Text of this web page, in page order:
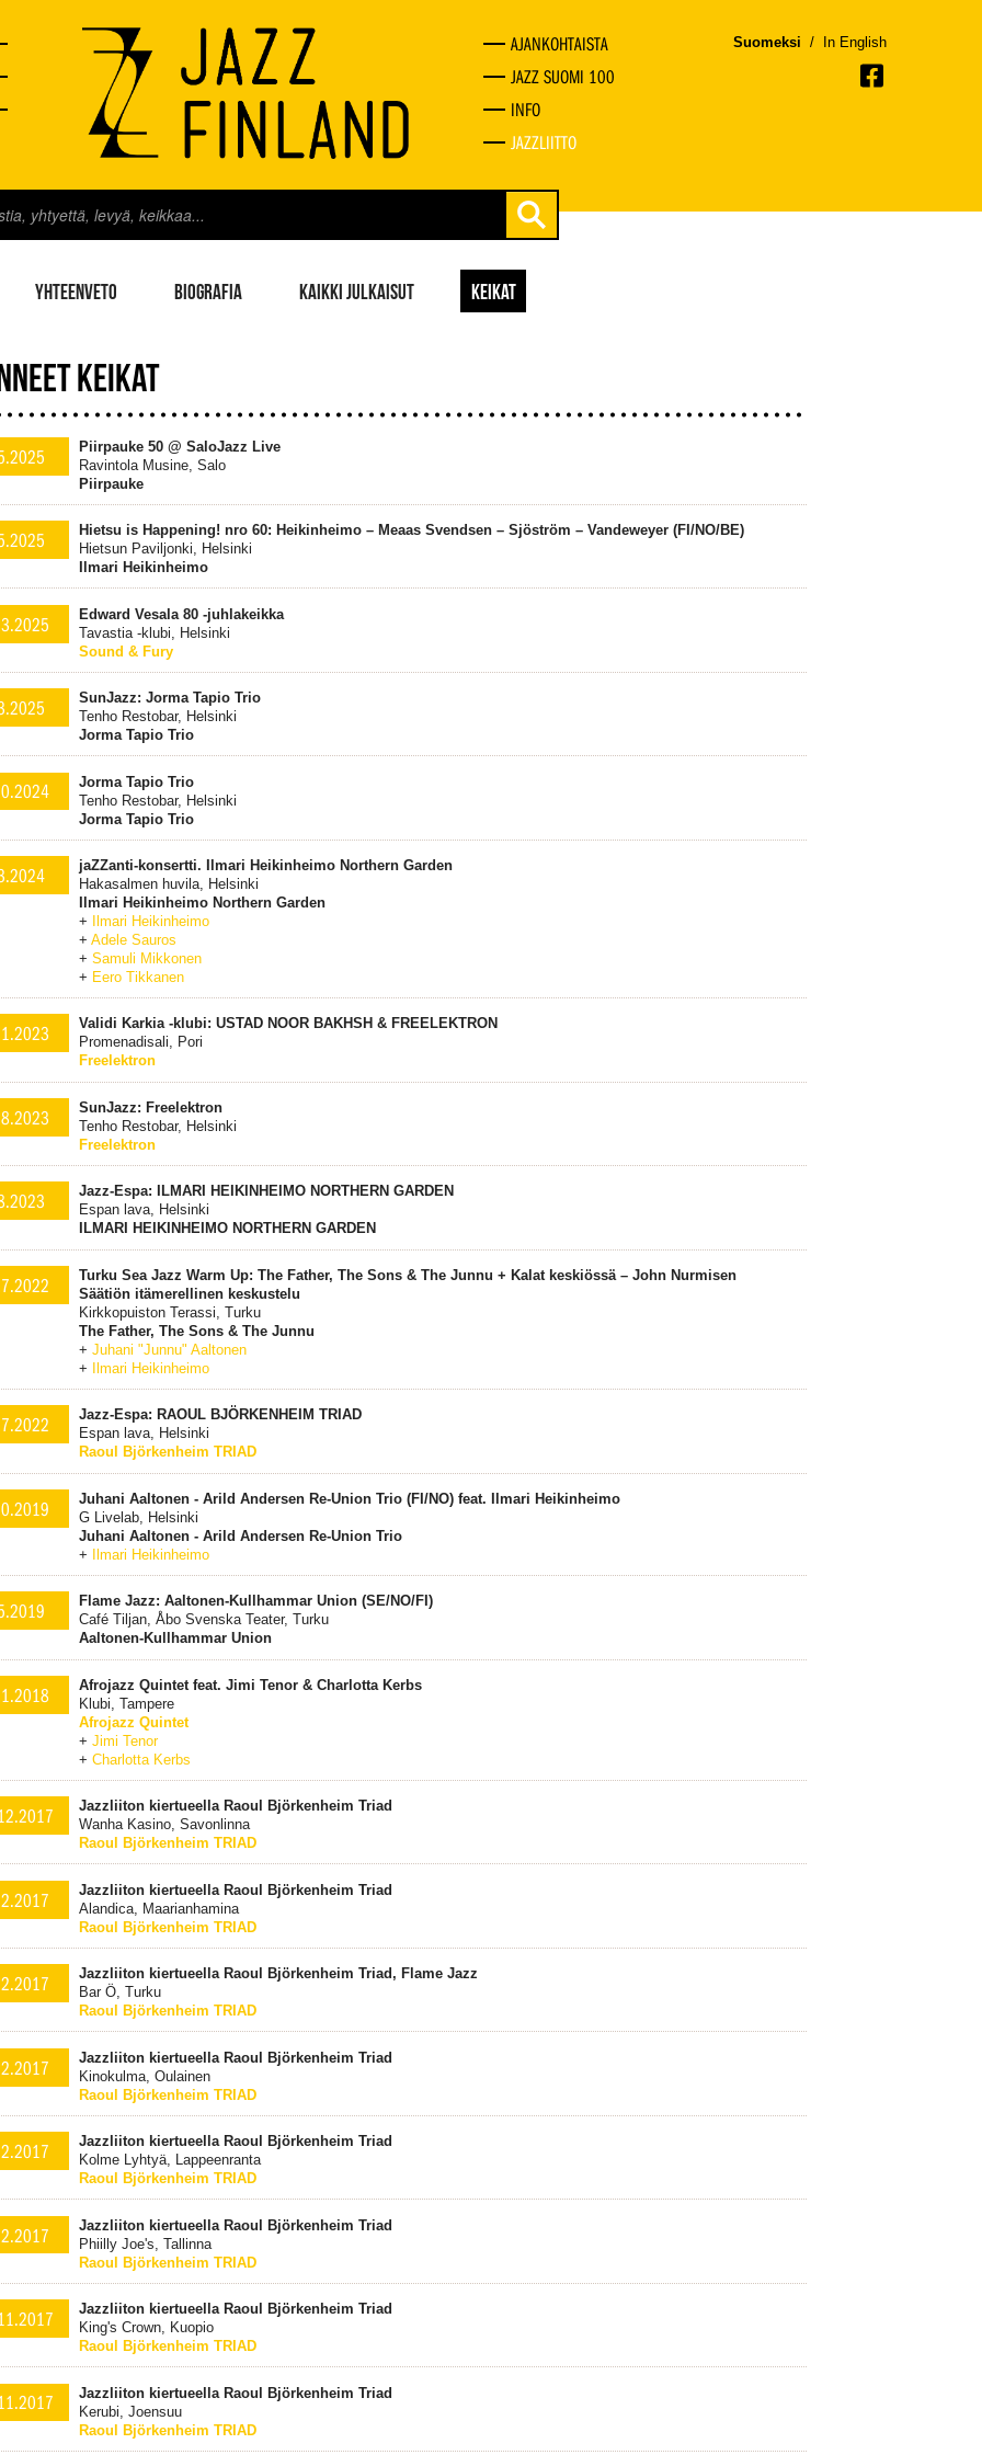
AJANKOHTAISTA
JAZZ SUOMI 100
INFO
JAZZLIITTO
Suomeksi / In English
YHTEENVETO BIOGRAFIA KAIKKI JULKAISUT KEIKAT
KEIKAT
Piirpauke 50 @ SaloJazz Live
Ravintola Musine, Salo
Piirpauke
Hietsu is Happening! nro 60: Heikinheimo – Meaas Svendsen – Sjöström – Vandeweyer (FI/NO/BE)
Hietsun Paviljonki, Helsinki
Ilmari Heikinheimo
Edward Vesala 80 -juhlakeikka
Tavastia -klubi, Helsinki
Sound & Fury
SunJazz: Jorma Tapio Trio
Tenho Restobar, Helsinki
Jorma Tapio Trio
Jorma Tapio Trio
Tenho Restobar, Helsinki
Jorma Tapio Trio
jaZZanti-konsertti. Ilmari Heikinheimo Northern Garden
Hakasalmen huvila, Helsinki
Ilmari Heikinheimo Northern Garden
+
Ilmari Heikinheimo
+ Adele Sauros
+ Samuli Mikkonen
+ Eero Tikkanen
Validi Karkia -klubi: USTAD NOOR BAKHSH & FREELEKTRON
Promenadisali, Pori
Freelektron
SunJazz: Freelektron
Tenho Restobar, Helsinki
Freelektron
Jazz-Espa: ILMARI HEIKINHEIMO NORTHERN GARDEN
Espan lava, Helsinki
ILMARI HEIKINHEIMO NORTHERN GARDEN
Turku Sea Jazz Warm Up: The Father, The Sons & The Junnu + Kalat keskiössä – John Nurmisen
Säätiön itämerellinen keskustelu
Kirkkopuiston Terassi, Turku
The Father, The Sons & The Junnu
+ Juhani "Junnu" Aaltonen
+
Ilmari Heikinheimo
Jazz-Espa: RAOUL BJÖRKENHEIM TRIAD
Espan lava, Helsinki
Raoul Björkenheim TRIAD
Juhani Aaltonen - Arild Andersen Re-Union Trio (FI/NO) feat. Ilmari Heikinheimo
G Livelab, Helsinki
Juhani Aaltonen - Arild Andersen Re-Union Trio
+
Ilmari Heikinheimo
Flame Jazz: Aaltonen-Kullhammar Union (SE/NO/FI)
Café Tiljan, Åbo Svenska Teater, Turku
Aaltonen-Kullhammar Union
Afrojazz Quintet feat. Jimi Tenor & Charlotta Kerbs
Klubi, Tampere
Afrojazz Quintet
+ Jimi Tenor
+ Charlotta Kerbs
Jazzliiton kiertueella Raoul Björkenheim Triad
Wanha Kasino, Savonlinna
Raoul Björkenheim TRIAD
Jazzliiton kiertueella Raoul Björkenheim Triad
Alandica, Maarianhamina
Raoul Björkenheim TRIAD
Jazzliiton kiertueella Raoul Björkenheim Triad, Flame Jazz
Bar Ö, Turku
Raoul Björkenheim TRIAD
Jazzliiton kiertueella Raoul Björkenheim Triad
Kinokulma, Oulainen
Raoul Björkenheim TRIAD
Jazzliiton kiertueella Raoul Björkenheim Triad
Kolme Lyhtyä, Lappeenranta
Raoul Björkenheim TRIAD
Jazzliiton kiertueella Raoul Björkenheim Triad
Phiilly Joe's, Tallinna
Raoul Björkenheim TRIAD
Jazzliiton kiertueella Raoul Björkenheim Triad
King's Crown, Kuopio
Raoul Björkenheim TRIAD
Jazzliiton kiertueella Raoul Björkenheim Triad
Kerubi, Joensuu
Raoul Björkenheim TRIAD